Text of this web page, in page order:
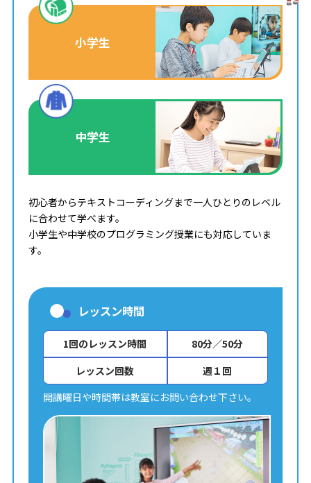
小学生
中学生
初心者からテキストコーディングまで一人ひとりのレベル
に合わせて学べます。
小学生や中学校のプログラミング授業にも対応していま
す。
レッスン時間
1回のレッスン時間
80分／50分
レッスン回数
週１回
開講曜日や時間帯は教室にお問い合わせ下さい。